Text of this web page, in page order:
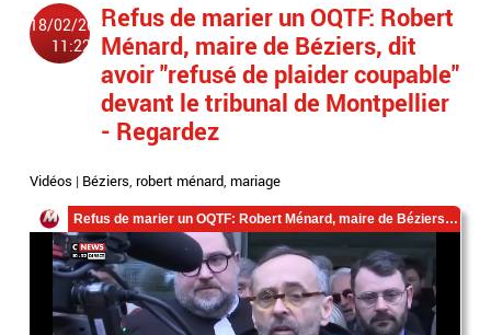
18/02/2025
11:22
Refus de marier un OQTF: Robert
Ménard, maire de Béziers, dit
avoir "refusé de plaider coupable"
devant le tribunal de Montpellier
- Regardez
Vidéos | Béziers,robert ménard,mariage